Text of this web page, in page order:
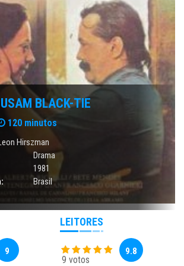
BLACK-TIE
120 minutos
Hirszman
Drama
1981
Brasil
9
LEITORES
9 votos
9.8